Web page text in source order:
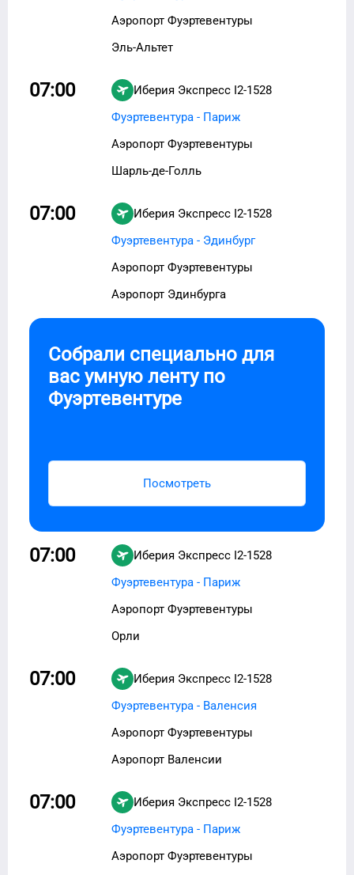
Аэропорт Фуэртевентуры
Эль-Альтет
07:00 Иберия Экспресс I2-1528
Фуэртевентура - Париж
Аэропорт Фуэртевентуры
Шарль-де-Голль
07:00 Иберия Экспресс I2-1528
Фуэртевентура - Эдинбург
Аэропорт Фуэртевентуры
Аэропорт Эдинбурга
Собрали специально для
вас умную ленту по
Фуэртевентуре
Посмотреть
07:00 Иберия Экспресс I2-1528
Фуэртевентура - Париж
Аэропорт Фуэртевентуры
Орли
07:00 Иберия Экспресс I2-1528
Фуэртевентура - Валенсия
Аэропорт Фуэртевентуры
Аэропорт Валенсии
07:00 Иберия Экспресс I2-1528
Фуэртевентура - Париж
Аэропорт Фуэртевентуры